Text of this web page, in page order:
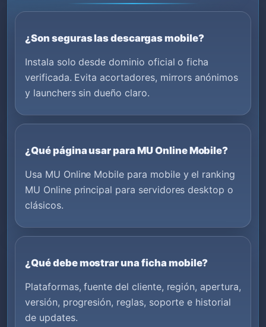
¿Son seguras las descargas mobile?
Instala solo desde dominio oficial o ficha
verificada. Evita acortadores, mirrors anónimos
y launchers sin dueño claro.
¿Qué página usar para MU Online Mobile?
Usa MU Online Mobile para mobile y el ranking
MU Online principal para servidores desktop o
clásicos.
¿Qué debe mostrar una ficha mobile?
Plataformas, fuente del cliente, región, apertura,
versión, progresión, reglas, soporte e historial
de updates.